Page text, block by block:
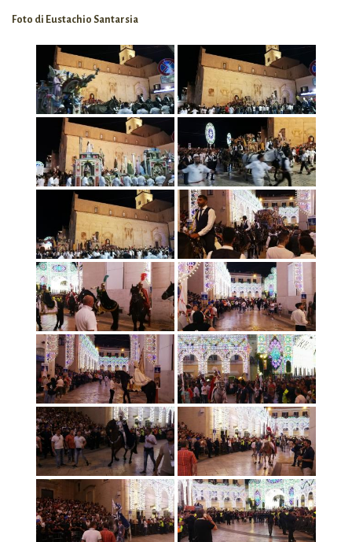
Foto di Eustachio Santarsia